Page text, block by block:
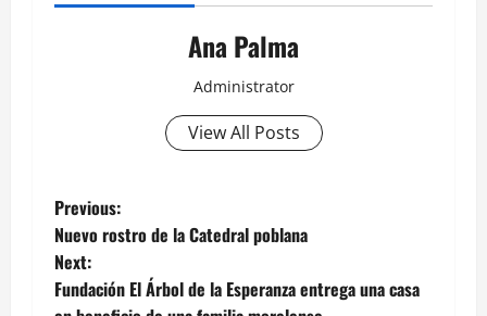
Ana Palma
Administrator
View All Posts
Post
navigation
Previous:
Nuevo rostro de la Catedral poblana
Next:
Fundación El Árbol de la Esperanza entrega una casa